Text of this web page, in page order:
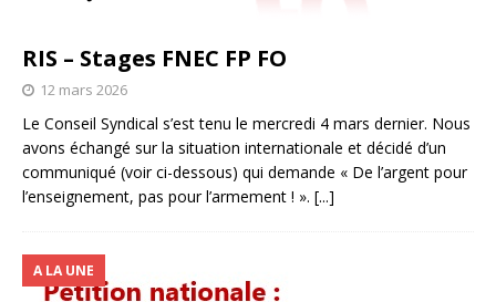
RIS – Stages FNEC FP FO
12 mars 2026
Le Conseil Syndical s’est tenu le mercredi 4 mars dernier. Nous
avons échangé sur la situation internationale et décidé d’un
communiqué (voir ci-dessous) qui demande « De l’argent pour
l’enseignement, pas pour l’armement ! ». [...]
A LA UNE